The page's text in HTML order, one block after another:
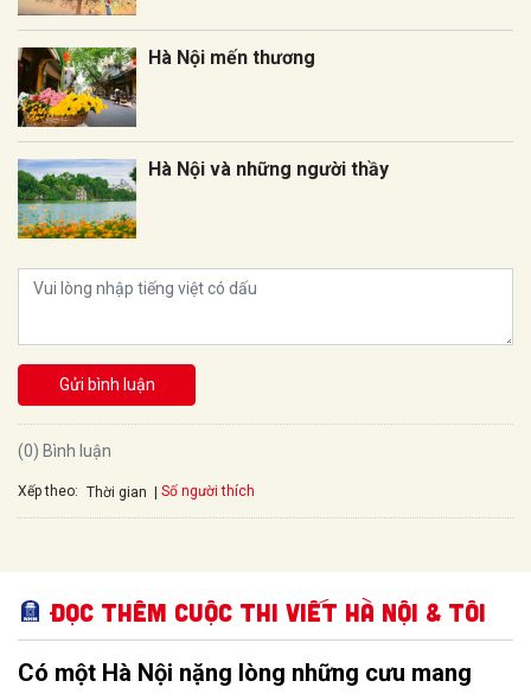
Hà Nội mến thương
Hà Nội và những người thầy
Gửi bình luận
(0) Bình luận
Xếp theo: Thời gian Số người thích
Đọc thêm Cuộc thi viết Hà Nội & Tôi
Có một Hà Nội nặng lòng những cưu mang